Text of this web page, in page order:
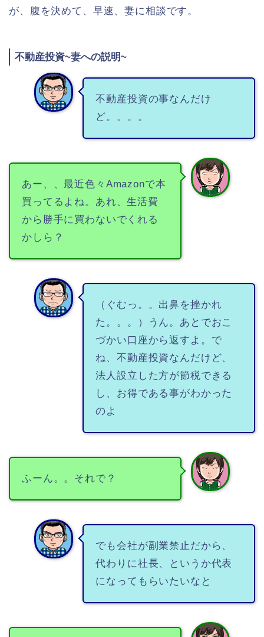
が、腹を決めて、早速、妻に相談です。
不動産投資~妻への説明~
不動産投資の事なんだけ
ど。。。。
あー、、最近色々Amazonで本
買ってるよね。あれ、生活費
から勝手に買わないでくれる
かしら？
（ぐむっ。。出鼻を挫かれ
た。。。）うん。あとでおこ
づかい口座から返すよ。で
ね、不動産投資なんだけど、
法人設立した方が節税できる
し、お得である事がわかった
のよ
ふーん。。それで？
でも会社が副業禁止だから、
代わりに社長、というか代表
になってもらいたいなと